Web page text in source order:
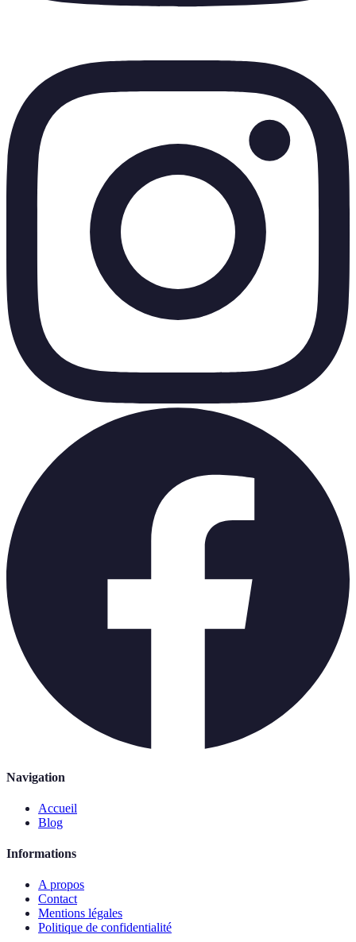
Navigation
Accueil
Blog
Informations
A propos
Contact
Mentions légales
Politique de confidentialité